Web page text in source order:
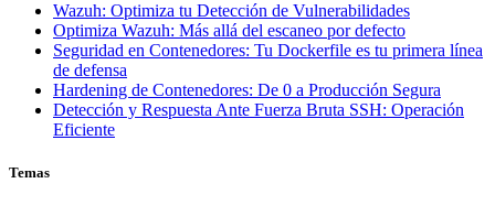
Wazuh: Optimiza tu Detección de Vulnerabilidades
Optimiza Wazuh: Más allá del escaneo por defecto
Seguridad en Contenedores: Tu Dockerfile es tu primera línea
de defensa
Hardening de Contenedores: De 0 a Producción Segura
Detección y Respuesta Ante Fuerza Bruta SSH: Operación
Eficiente
Temas